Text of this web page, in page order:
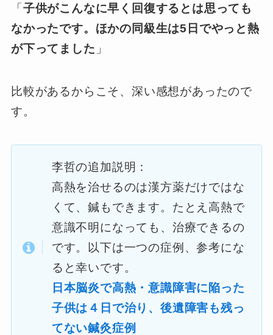
「子供がこんなに早く回復するとは思っても
なかったです。ほかの同級生は5日でやっと熱
が下ってました 」
比較があるからこそ、深い感想があったので
す。
李哲の追加説明：
高熱を治せるのは漢方薬だけではな
くて、鍼もできます。たとえ高熱で
意識不明になっても、治療できるの
です。以下は一つの症例、参考にな
ると幸いです。
日本脳炎で高熱・意識障害に陥った
子供は４日で治り、後遺障害も残っ
てない鍼灸症例